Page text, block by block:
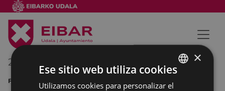
21/06/2015
FIESTAS DE SAN JUAN BASQUE
×
Ese sitio web utiliza cookies
Utilizamos cookies para personalizar el